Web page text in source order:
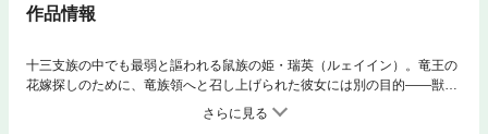
作品情報
十三支族の中でも最弱と謳われる鼠族の姫・瑞英（ルェイイン）。竜王の
花嫁探しのために、竜族領へと召し上げられた彼女には別の目的――獣族
最大の貯蔵量を誇る書庫に忍び込み、知識を得ること――があった。竜宮
入りしてから七日が経ったある日、書庫で一人読書を満喫していた瑞英は